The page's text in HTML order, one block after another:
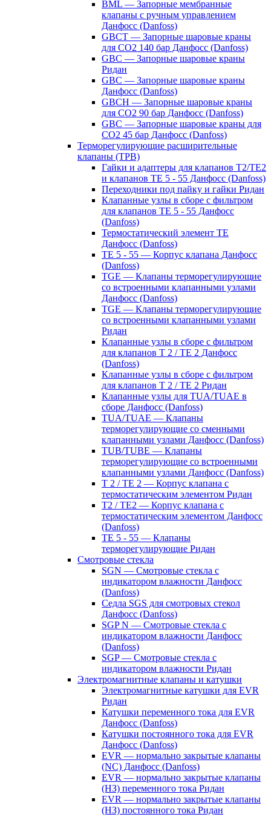
BML — Запорные мембранные
клапаны с ручным управлением
Данфосс (Danfoss)
GBCT — Запорные шаровые краны
для CO2 140 бар Данфосс (Danfoss)
GBC — Запорные шаровые краны
Ридан
GBC — Запорные шаровые краны
Данфосс (Danfoss)
GBCH — Запорные шаровые краны
для CO2 90 бар Данфосс (Danfoss)
GBC — Запорные шаровые краны для
CO2 45 бар Данфосс (Danfoss)
Терморегулирующие расширительные
клапаны (ТРВ)
Гайки и адаптеры для клапанов T2/TE2
и клапанов TE 5 - 55 Данфосс (Danfoss)
Переходники под пайку и гайки Ридан
Клапанные узлы в сборе с фильтром
для клапанов TE 5 - 55 Данфосс
(Danfoss)
Термостатический элемент TE
Данфосс (Danfoss)
TE 5 - 55 — Корпус клапана Данфосс
(Danfoss)
TGE — Клапаны терморегулирующие
со встроенными клапанными узлами
Данфосс (Danfoss)
TGE — Клапаны терморегулирующие
со встроенными клапанными узлами
Ридан
Клапанные узлы в сборе с фильтром
для клапанов T 2 / TE 2 Данфосс
(Danfoss)
Клапанные узлы в сборе с фильтром
для клапанов T 2 / TE 2 Ридан
Клапанные узлы для TUA/TUAE в
сборе Данфосс (Danfoss)
TUA/TUAE — Клапаны
терморегулирующие со сменными
клапанными узлами Данфосс (Danfoss)
TUB/TUBE — Клапаны
терморегулирующие со встроенными
клапанными узлами Данфосс (Danfoss)
T 2 / TE 2 — Корпус клапана с
термостатическим элементом Ридан
T2 / TE2 — Корпус клапана с
термостатическим элементом Данфосс
(Danfoss)
TE 5 - 55 — Клапаны
терморегулирующие Ридан
Смотровые стекла
SGN — Смотровые стекла с
индикатором влажности Данфосс
(Danfoss)
Седла SGS для смотровых стекол
Данфосс (Danfoss)
SGP N — Смотровые стекла с
индикатором влажности Данфосс
(Danfoss)
SGP — Смотровые стекла с
индикатором влажности Ридан
Электромагнитные клапаны и катушки
Электромагнитные катушки для EVR
Ридан
Катушки переменного тока для EVR
Данфосс (Danfoss)
Катушки постоянного тока для EVR
Данфосс (Danfoss)
EVR — нормально закрытые клапаны
(NC) Данфосс (Danfoss)
EVR — нормально закрытые клапаны
(НЗ) переменного тока Ридан
EVR — нормально закрытые клапаны
(НЗ) постоянного тока Ридан